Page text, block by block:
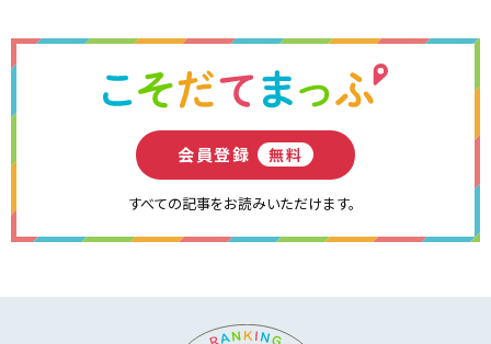
会員登録 無料
すべての記事をお読みいただけます。